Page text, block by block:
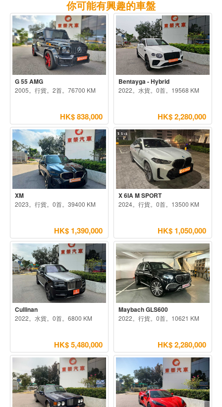
你可能有興趣的車盤
G 55 AMG
2005。行貨。2首。76700 KM
HK$ 838,000
Bentayga - Hybrid
2022。水貨。0首。19568 KM
HK$ 2,280,000
XM
2023。行貨。0首。39400 KM
HK$ 1,390,000
X 6IA M SPORT
2024。行貨。0首。13500 KM
HK$ 1,050,000
Cullinan
2022。水貨。0首。6800 KM
HK$ 5,480,000
Maybach GLS600
2022。行貨。0首。10621 KM
HK$ 2,280,000